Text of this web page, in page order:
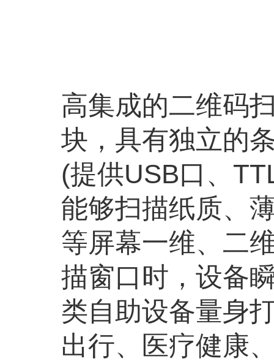
高集成的二维码
块，具有独立的
(提供USB口、
能够扫描纸质、
等屏幕一维、二
描窗口时，设备
类自助设备量身
出行、医疗健康